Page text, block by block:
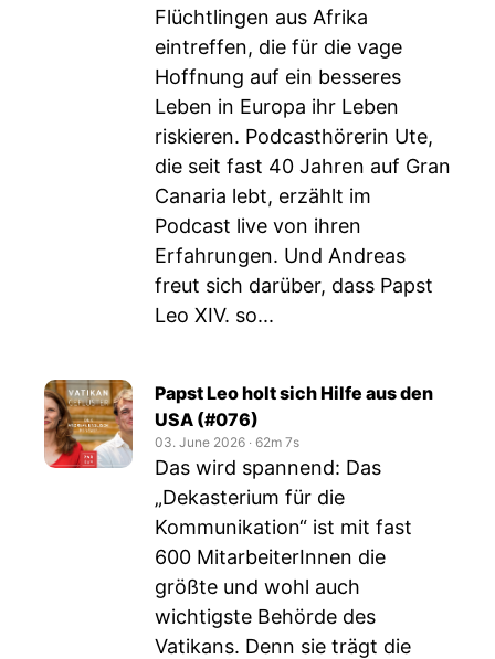
Flüchtlingen aus Afrika
eintreffen, die für die vage
Hoffnung auf ein besseres
Leben in Europa ihr Leben
riskieren. Podcasthörerin Ute,
die seit fast 40 Jahren auf Gran
Canaria lebt, erzählt im
Podcast live von ihren
Erfahrungen. Und Andreas
freut sich darüber, dass Papst
Leo XIV. so...
Papst Leo holt sich Hilfe aus den
USA (#076)
03. June 2026 ‧ 62m 7s
Das wird spannend: Das
„Dekasterium für die
Kommunikation“ ist mit fast
600 MitarbeiterInnen die
größte und wohl auch
wichtigste Behörde des
Vatikans. Denn sie trägt die